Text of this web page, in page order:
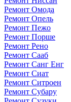
Ремонт Омода
Ремонт Опель
Ремонт Пежо
Ремонт Порше
Ремонт Рено
Ремонт Сааб
Ремонт Санг Енг
Ремонт Сиат
Ремонт Ситроен
Ремонт Субару